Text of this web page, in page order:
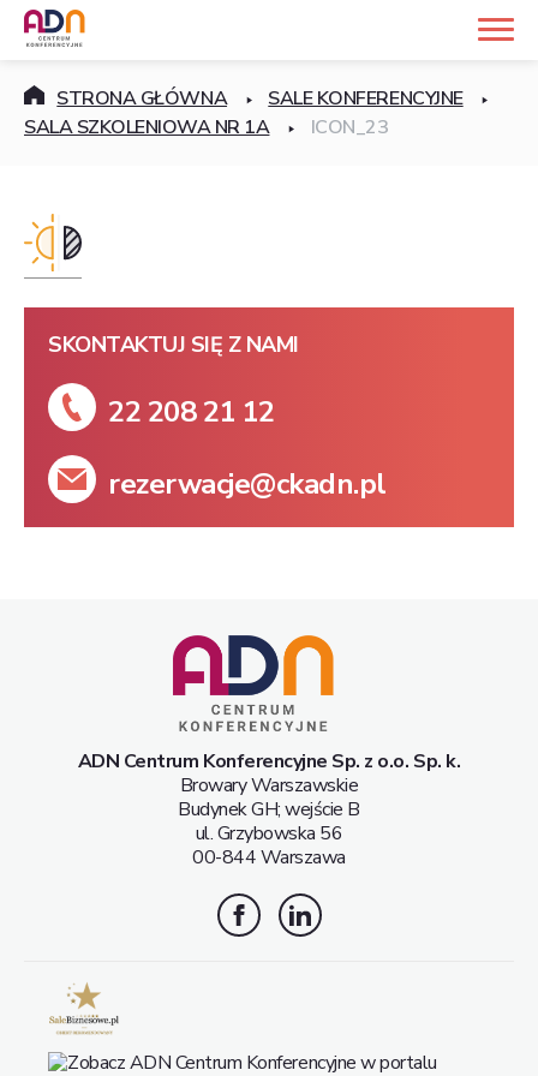
STRONA GŁÓWNA
SALE KONFERENCYJNE
SALA SZKOLENIOWA NR 1A
ICON_23
SKONTAKTUJ SIĘ Z NAMI
22 208 21 12
rezerwacje@ckadn.pl
ADN Centrum Konferencyjne Sp. z o.o. Sp. k.
Browary Warszawskie
Budynek GH; wejście B
ul. Grzybowska 56
00-844 Warszawa